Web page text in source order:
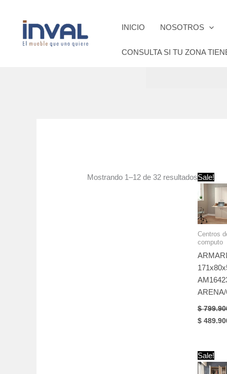
INICIO NOSOTROS
CONSULTA SI TU ZONA
Mostrando 1–12 de 32 resultadosSale!
Centros
computo
$
Original
$
Sale!